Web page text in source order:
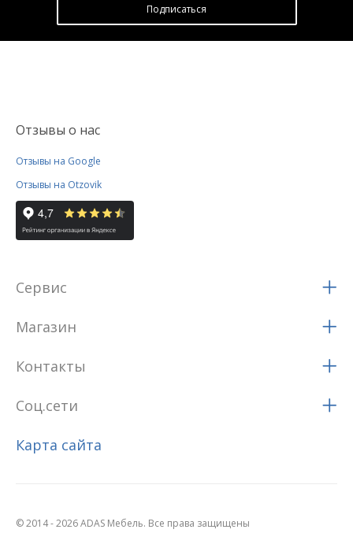
Подписатьcя
Отзывы о нас
Отзывы на Google
Отзывы на Otzovik
Сервис
Магазин
Контакты
Соц.сети
Карта сайта
© 2014 - 2026 ADAS Мебель. Все права защищены